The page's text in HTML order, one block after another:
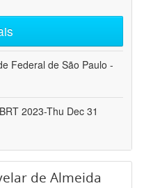
Federal de São Paulo -
2023-Thu Dec 31
de Almeida